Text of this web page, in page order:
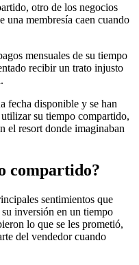
otro de los negocios
una membresía caen cuando
mensuales de su tiempo
recibir un trato injusto
fecha disponible y se han
su tiempo compartido,
el resort donde imaginaban
compartido?
sentimientos que
inversión en un tiempo
lo que se les prometió,
del vendedor cuando